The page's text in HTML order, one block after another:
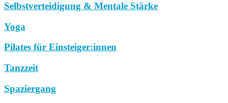
Selbstverteidigung & Mentale Stärke
Yoga
Pilates für Einsteiger:innen
Tanzzeit
Spaziergang